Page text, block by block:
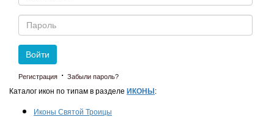
Пароль
Войти
Регистрация · Забыли пароль?
Каталог икон по типам в разделе ИКОНЫ :
Иконы Святой Троицы